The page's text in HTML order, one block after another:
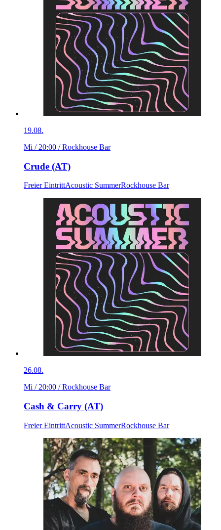
19.08.
Mi / 20:00 / Rockhouse Bar
Crude (AT)
Freier EintrittAcoustic SummerRockhouse Bar
26.08.
Mi / 20:00 / Rockhouse Bar
Cash & Carry (AT)
Freier EintrittAcoustic SummerRockhouse Bar